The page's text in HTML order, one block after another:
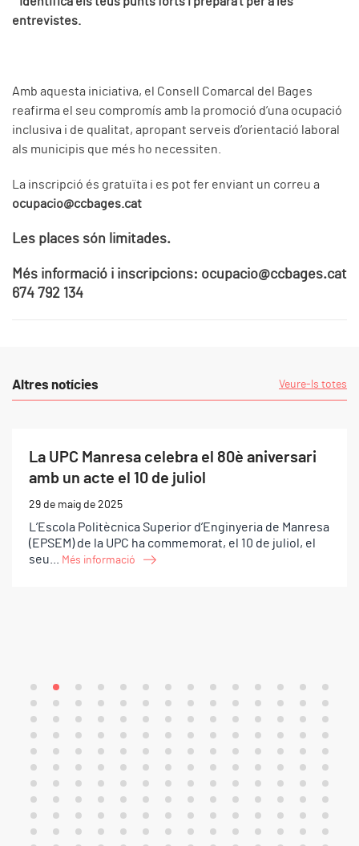
entrevistes.
Amb aquesta iniciativa, el Consell Comarcal del Bages
reafirma el seu compromís amb la promoció d’una ocupació
inclusiva i de qualitat, apropant serveis d’orientació laboral
als municipis que més ho necessiten.
La inscripció és gratuïta i es pot fer enviant un correu a
ocupacio@ccbages.cat
Les places són limitades.
Més informació i inscripcions: ocupacio@ccbages.cat
674 792 134
Altres notícies Veure-ls totes
La UPC Manresa celebra el 80è aniversari
amb un acte el 10 de juliol
29 de maig de 2025
L’Escola Politècnica Superior d’Enginyeria de Manresa
(EPSEM) de la UPC ha commemorat, el 10 de juliol, el
seu...
Més informació